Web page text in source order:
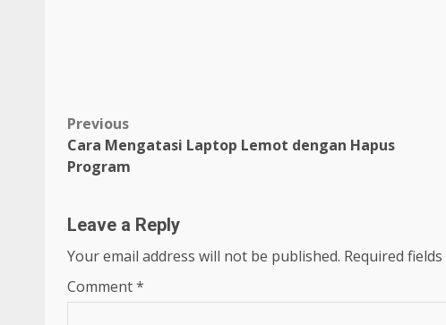
Post
navigation
Previous
Cara Mengatasi Laptop Lemot dengan Hapus
Program
Leave a Reply
Your email address will not be published. Required
Comment*